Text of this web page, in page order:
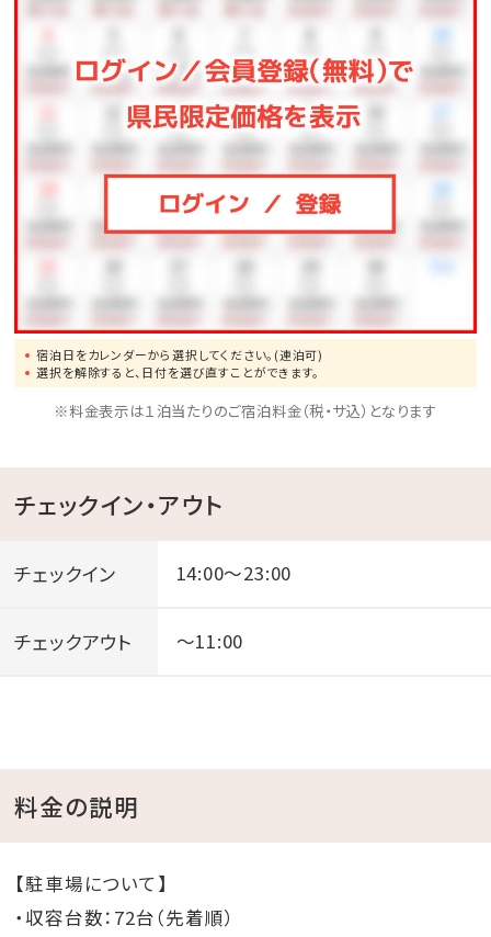
・駐車料金：1泊1台につき550円（税込）
※満車時は近隣有料駐車場へのご案内となります。
宿泊日をカレンダーから選択してください。(連泊可)
選択を解除すると、日付を選び直すことができます。
※料金表示は１泊当たりのご宿泊料金（税・サ込）となります
チェックイン・アウト
チェックイン 14:00～23:00
チェックアウト ～11:00
料金の説明
【駐車場について】
・収容台数：72台（先着順）